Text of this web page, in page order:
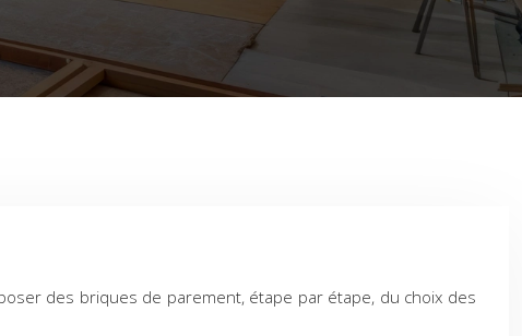
des briques de parement, étape par étape, du choix des